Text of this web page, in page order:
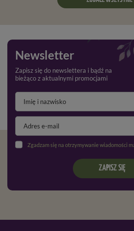
o środkach ochrony roślin z
Newsletter
Zapisz się do newslettera i bądź na
bieżąco z aktualnymi promocjami
Zgadzam się na otrzymywanie wiadomości marketingowych na podany adres e-
ZAPISZ SIĘ